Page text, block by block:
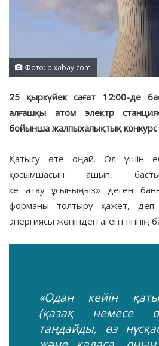
Фото: pixabay.com
25 қыркүйек сағат 12:00-де
алғашқы атом электр
бойынша жалпыхалықтық конкурс
Қатысу өте оңай. Ол үшін
қосымшасын ашып,
ке атау ұсыныңыз» деген
форманы толтыру қажет, деп
энергиясы жөніндегі агенттігінің
«Одан кейін
(қазақ немесе
таңдайды, өз